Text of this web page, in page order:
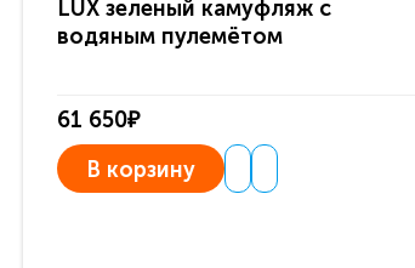
LUX зеленый камуфляж с
водяным пулемётом
61 650₽
В корзину